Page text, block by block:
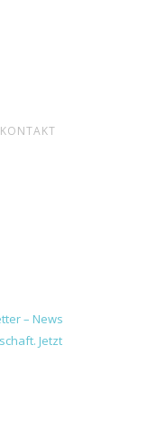
KONTAKT